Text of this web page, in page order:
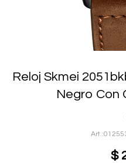
Reloj Skmei
Negro Con
$